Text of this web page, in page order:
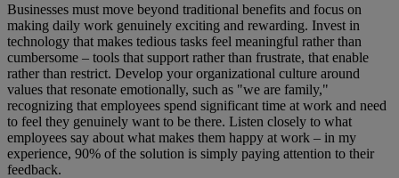
Businesses must move beyond traditional benefits and focus on
making daily work genuinely exciting and rewarding. Invest in
technology that makes tedious tasks feel meaningful rather than
cumbersome – tools that support rather than frustrate, that enable
rather than restrict. Develop your organizational culture around
values that resonate emotionally, such as "we are family,"
recognizing that employees spend significant time at work and need
to feel they genuinely want to be there. Listen closely to what
employees say about what makes them happy at work – in my
experience, 90% of the solution is simply paying attention to their
feedback.